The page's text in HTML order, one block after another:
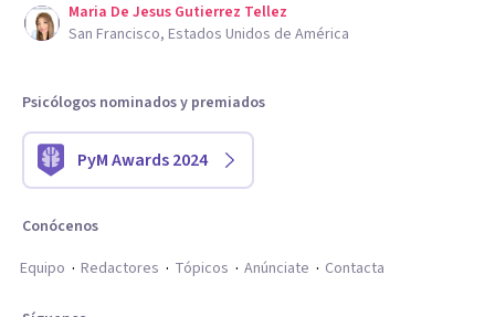
Maria De Jesus Gutierrez Tellez
San Francisco, Estados Unidos de América
Psicólogos nominados y premiados
PyM Awards 2024
Conócenos
Equipo
Redactores Tópicos Anúnciate Contacta